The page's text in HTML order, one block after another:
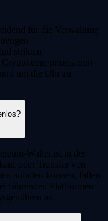
für die Verwaltung
strikten
priorisieren
um die Uhr zu
Wallet ist in der
oder Transfer von
anfallen können, fallen
führenden Plattformen
an.